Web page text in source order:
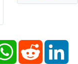
WhatsAppReddit